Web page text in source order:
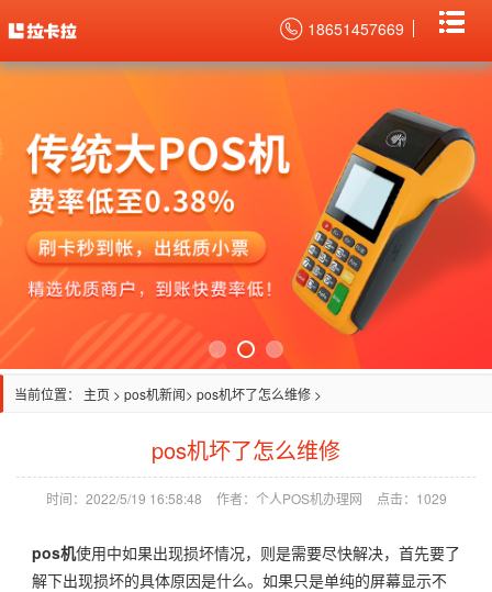
18651457669
当前位置： 主页 > pos机新闻> pos机坏了怎么维修 >
pos机坏了怎么维修
时间：2022/5/19 16:58:48 作者：个人POS机办理网 点击： 1029
pos机使用中如果出现损坏情况，则是需要尽快解决，首先要了
解下出现损坏的具体原因是什么。如果只是单纯的屏幕显示不